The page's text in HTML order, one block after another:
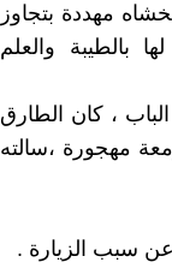
مهددة بتجاوز
بالطيبة والعلم
، كان الطارق
مهجورة ،سالته
عن سبب الزيارة .